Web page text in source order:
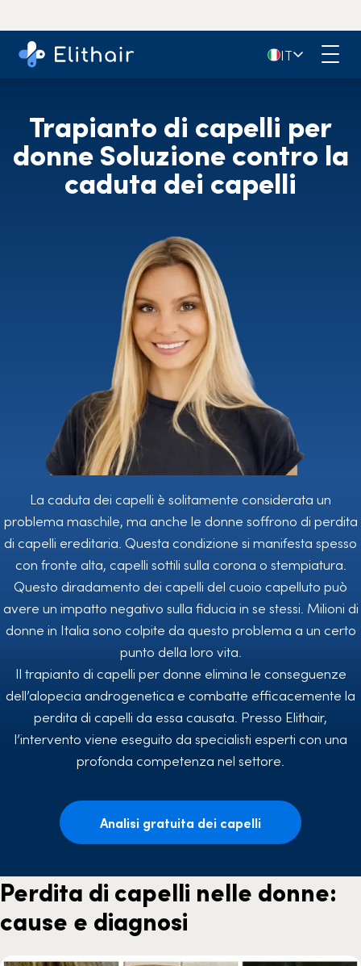
🇮🇹IT
Trapianto di capelli per
donne Soluzione contro la
caduta dei capelli
La caduta dei capelli è solitamente considerata un
problema maschile, ma anche le donne soffrono di perdita
di capelli ereditaria. Questa condizione si manifesta spesso
con fronte alta, capelli sottili sulla corona o stempiatura.
Questo diradamento dei capelli del cuoio capelluto può
avere un impatto negativo sulla fiducia in se stessi. Milioni di
donne in Italia sono colpite da questo problema a un certo
punto della loro vita.
Il trapianto di capelli per donne elimina le conseguenze
dell’alopecia androgenetica e combatte efficacemente la
perdita di capelli da essa causata. Presso Elithair,
l’intervento viene eseguito da specialisti esperti con una
profonda competenza nel settore.
Analisi gratuita dei capelli
Perdita di capelli nelle donne:
cause e diagnosi